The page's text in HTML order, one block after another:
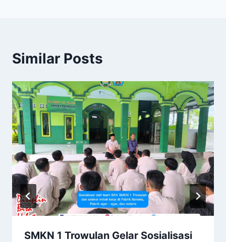
Similar Posts
SMKN 1 Trowulan Gelar Sosialisasi